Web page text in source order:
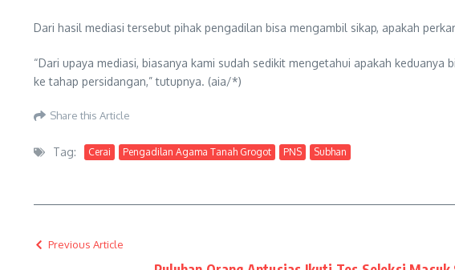
Dari hasil mediasi tersebut pihak pengadilan bisa mengambil sikap, apakah
“Dari upaya mediasi, biasanya kami sudah sedikit mengetahui apakah
ke tahap persidangan,” tutupnya. (aia/*)
Share this Article
Tag: Cerai Pengadilan Agama Tanah Grogot PNS Subhan
Previous Article